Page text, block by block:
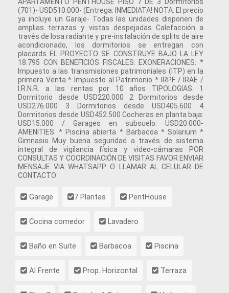
(701)- USD510.000- (Entrega: INMEDIATA! NOTA: El precio
ya incluye un Garaje- Todas las unidades disponen de
amplias terrazas y vistas despejadas Calefacción a
través de losa radiante y pre-instalación de splits de aire
acondicionado, los dormitorios se entregan con
placards EL PROYECTO SE CONSTRUYE BAJO LA LEY
18.795 CON BENEFICIOS FISCALES: EXONERACIONES: *
Impuesto a las transmisiones patrimoniales (ITP) en la
primera Venta * Impuesto al Patrimonio * IRPF / IRAE /
I.R.N.R. a las rentas por 10 años TIPOLOGIAS: 1
Dormitorio desde USD220.000 2 Dormitorios desde
USD276.000 3 Dormitorios desde USD405.600 4
Dormitorios desde USD452.500 Cocheras en planta baja:
USD15.000 / Garages en subsuelo: USD20.000-
AMENITIES: * Piscina abierta * Barbacoa * Solarium *
Gimnasio Muy buena seguridad a través de sistema
integral de vigilancia física y video-cámaras POR
CONSULTAS Y COORDINACIÓN DE VISITAS FAVOR ENVIAR
MENSAJE VIA WHATSAPP O LLAMAR AL CELULAR DE
CONTACTO
Garage 7 Plantas PentHouse
Cocina comedor Lavadero
Baño en Suite Barbacoa Piscina
Al Frente Prop. Horizontal Terraza